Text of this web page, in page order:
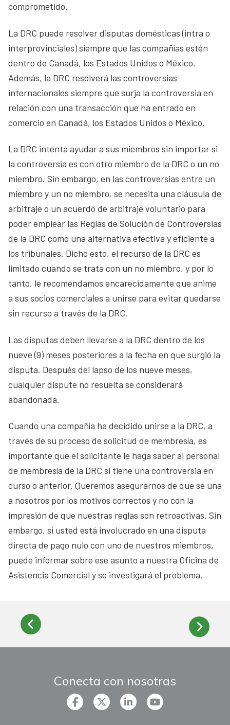
comprometido.
La DRC puede resolver disputas domésticas (intra o
interprovinciales) siempre que las compañías estén
dentro de Canadá, los Estados Unidos o México.
Además, la DRC resolverá las controversias
internacionales siempre que surja la controversia en
relación con una transacción que ha entrado en
comercio en Canadá, los Estados Unidos o México.
La DRC intenta ayudar a sus miembros sin importar si
la controversia es con otro miembro de la DRC o un no
miembro. Sin embargo, en las controversias entre un
miembro y un no miembro, se necesita una cláusula de
arbitraje o un acuerdo de arbitraje voluntario para
poder emplear las Reglas de Solución de Controversias
de la DRC como una alternativa efectiva y eficiente a
los tribunales. Dicho esto, el recurso de la DRC es
limitado cuando se trata con un no miembro, y por lo
tanto, le recomendamos encarecidamente que anime
a sus socios comerciales a unirse para evitar quedarse
sin recurso a través de la DRC.
Las disputas deben llevarse a la DRC dentro de los
nueve (9) meses posteriores a la fecha en que surgió la
disputa. Después del lapso de los nueve meses,
cualquier dispute no resuelta se considerará
abandonada.
Cuando una compañía ha decidido unirse a la DRC, a
través de su proceso de solicitud de membresía, es
importante que el solicitante le haga saber al personal
de membresía de la DRC si tiene una controversia en
curso o anterior. Queremos asegurarnos de que se una
a nosotros por los motivos correctos y no con la
impresión de que nuestras reglas son retroactivas. Sin
embargo, si usted está involucrado en una disputa
directa de pago nulo con uno de nuestros miembros,
puede informar sobre ese asunto a nuestra Oficina de
Asistencia Comercial y se investigará el problema.
Conecta con nosotras